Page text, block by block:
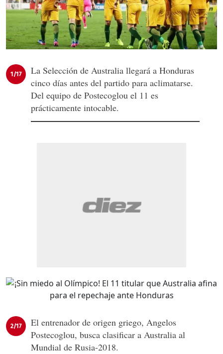
1/17
La Selección de Australia llegará a Honduras
cinco días antes del partido para aclimatarse.
Del equipo de Postecoglou el 11 es
prácticamente intocable.
2/17
El entrenador de origen griego, Angelos
Postecoglou, busca clasificar a Australia al
Mundial de Rusia-2018.